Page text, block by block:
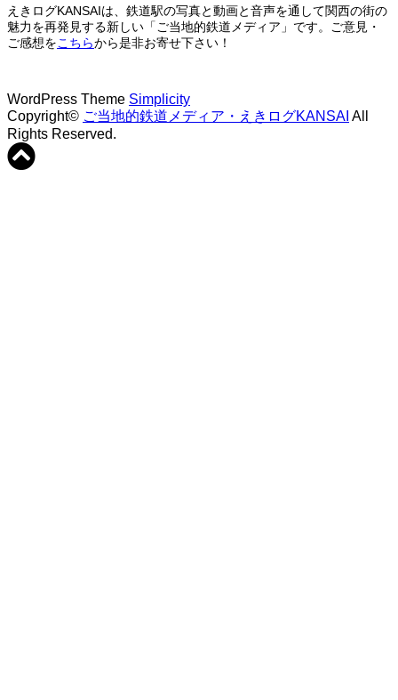
えきログKANSAIは、鉄道駅の写真と動画と音声を通して関西の街の
魅力を再発見する新しい「ご当地的鉄道メディア」です。ご意見・
ご感想をこちらから是非お寄せ下さい！
WordPress Theme Simplicity
Copyright© ご当地的鉄道メディア・えきログKANSAI All
Rights Reserved.